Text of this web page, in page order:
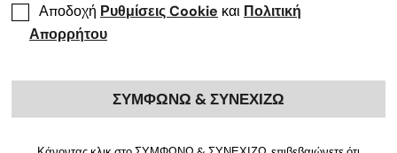
Αποδοχή Ρυθμίσεις Cookie και Πολιτική
Απορρήτου
ΣΥΜΦΩΝΩ & ΣΥΝΕΧΙΖΩ